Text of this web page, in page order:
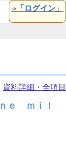
⇒「ログイン」
資料詳細・全項目
ｅ ｍｉｌ